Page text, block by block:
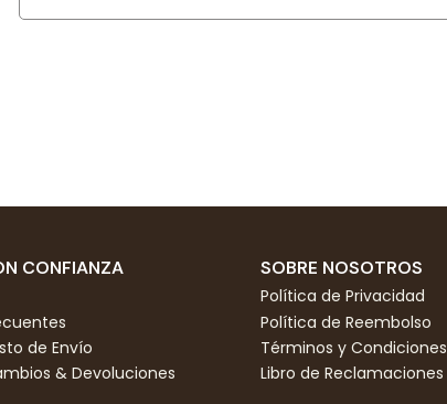
CONFIANZA
de Envío
& Devoluciones
SOBRE NOSOTROS
Política de Privacidad
Política de Reembolso
Términos y Condiciones
Libro de Reclamaciones